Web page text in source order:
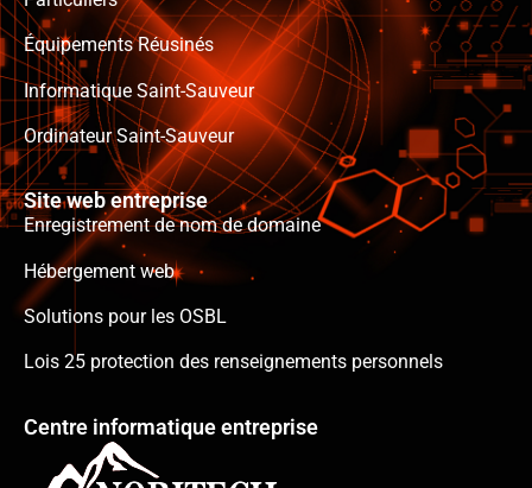
Équipements Réusinés
Informatique Saint-Sauveur
Ordinateur Saint-Sauveur
Site web entreprise
Enregistrement de nom de domaine
Hébergement web
Solutions pour les OSBL
Lois 25 protection des renseignements personnels
Centre informatique entreprise